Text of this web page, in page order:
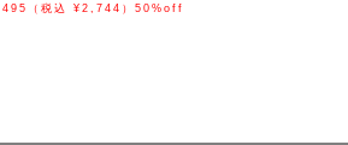
（税込 ¥2,744）50%off